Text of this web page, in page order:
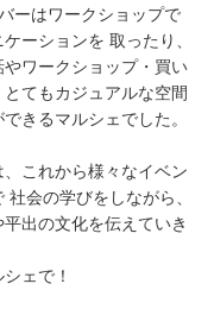
ーはワークショップで
ーションを 取ったり、
ワークショップ・買い
てもカジュアルな空間
きるマルシェでした。
これから様々なイベン
社会の学びをしながら、
出の文化を伝えていき
ェで！